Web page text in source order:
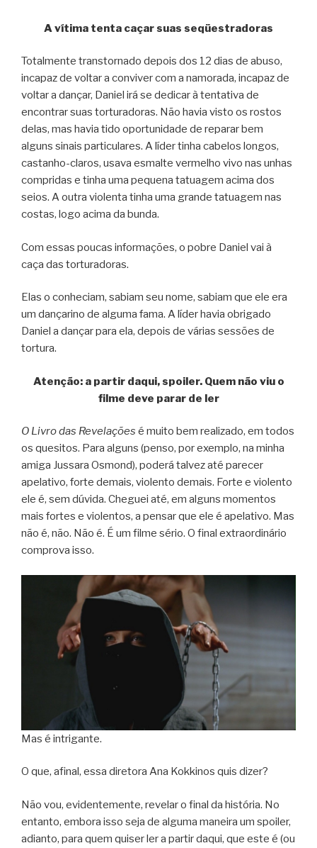
A vítima tenta caçar suas seqüestradoras
Totalmente transtornado depois dos 12 dias de abuso,
incapaz de voltar a conviver com a namorada, incapaz de
voltar a dançar, Daniel irá se dedicar à tentativa de
encontrar suas torturadoras. Não havia visto os rostos
delas, mas havia tido oportunidade de reparar bem
alguns sinais particulares. A líder tinha cabelos longos,
castanho-claros, usava esmalte vermelho vivo nas unhas
compridas e tinha uma pequena tatuagem acima dos
seios. A outra violenta tinha uma grande tatuagem nas
costas, logo acima da bunda.
Com essas poucas informações, o pobre Daniel vai à
caça das torturadoras.
Elas o conheciam, sabiam seu nome, sabiam que ele era
um dançarino de alguma fama. A líder havia obrigado
Daniel a dançar para ela, depois de várias sessões de
tortura.
Atenção: a partir daqui, spoiler. Quem não viu o
filme deve parar de ler
O Livro das Revelações é muito bem realizado, em todos
os quesitos. Para alguns (penso, por exemplo, na minha
amiga Jussara Osmond), poderá talvez até parecer
apelativo, forte demais, violento demais. Forte e violento
ele é, sem dúvida. Cheguei até, em alguns momentos
mais fortes e violentos, a pensar que ele é apelativo. Mas
não é, não. Não é. É um filme sério. O final extraordinário
comprova isso.
Mas é intrigante.
O que, afinal, essa diretora Ana Kokkinos quis dizer?
Não vou, evidentemente, revelar o final da história. No
entanto, embora isso seja de alguma maneira um spoiler,
adianto, para quem quiser ler a partir daqui, que este é (ou